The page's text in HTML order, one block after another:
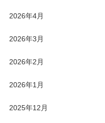
2026年4月
2026年3月
2026年2月
2026年1月
2025年12月